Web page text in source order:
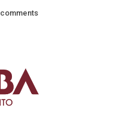
comments